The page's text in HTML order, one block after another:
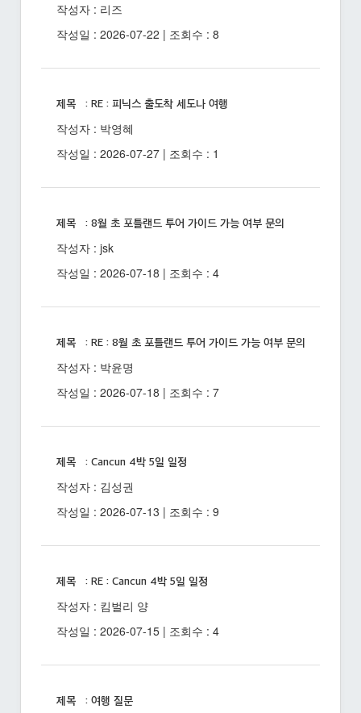
작성자 : 리즈
작성일 : 2026-07-22 | 조회수 : 8
제목 : RE : 피닉스 출도착 세도나 여행
작성자 : 박영혜
작성일 : 2026-07-27 | 조회수 : 1
제목 : 8월 초 포틀랜드 투어 가이드 가능 여부 문의
작성자 : jsk
작성일 : 2026-07-18 | 조회수 : 4
제목 : RE : 8월 초 포틀랜드 투어 가이드 가능 여부 문의
작성자 : 박윤명
작성일 : 2026-07-18 | 조회수 : 7
제목 : Cancun 4박 5일 일정
작성자 : 김성권
작성일 : 2026-07-13 | 조회수 : 9
제목 : RE : Cancun 4박 5일 일정
작성자 : 킴벌리 양
작성일 : 2026-07-15 | 조회수 : 4
제목 : 여행 질문